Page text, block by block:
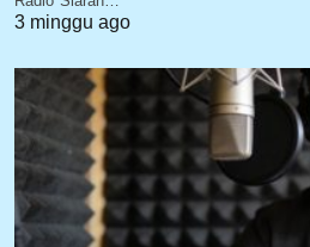
3 minggu ago